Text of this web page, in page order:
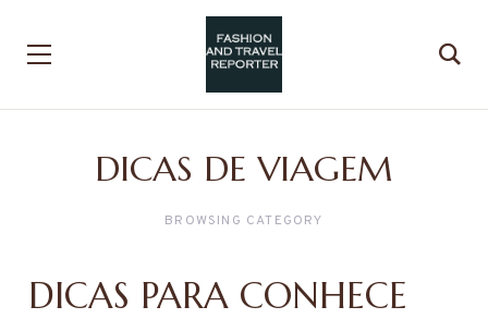
DICAS DE VIAGEM
BROWSING CATEGORY
DICAS PARA CONHECE